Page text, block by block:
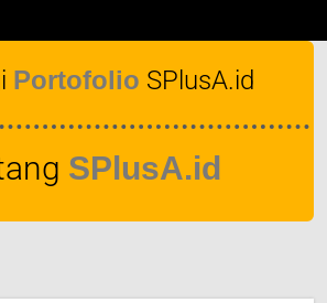
Portofolio SPlusA.id
SPlusA.id